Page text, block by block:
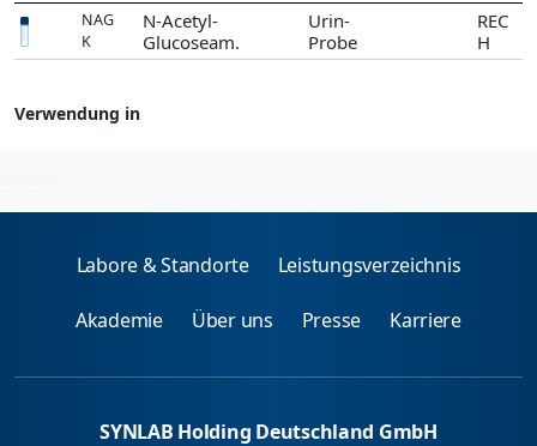
NAG
K
N-Acetyl-
Glucoseam.
Urin-
Probe
REC
H
Verwendung in
2026-08-05
Labore & Standorte Leistungsverzeichnis
Akademie Über uns Presse Karriere
SYNLAB Holding Deutschland GmbH